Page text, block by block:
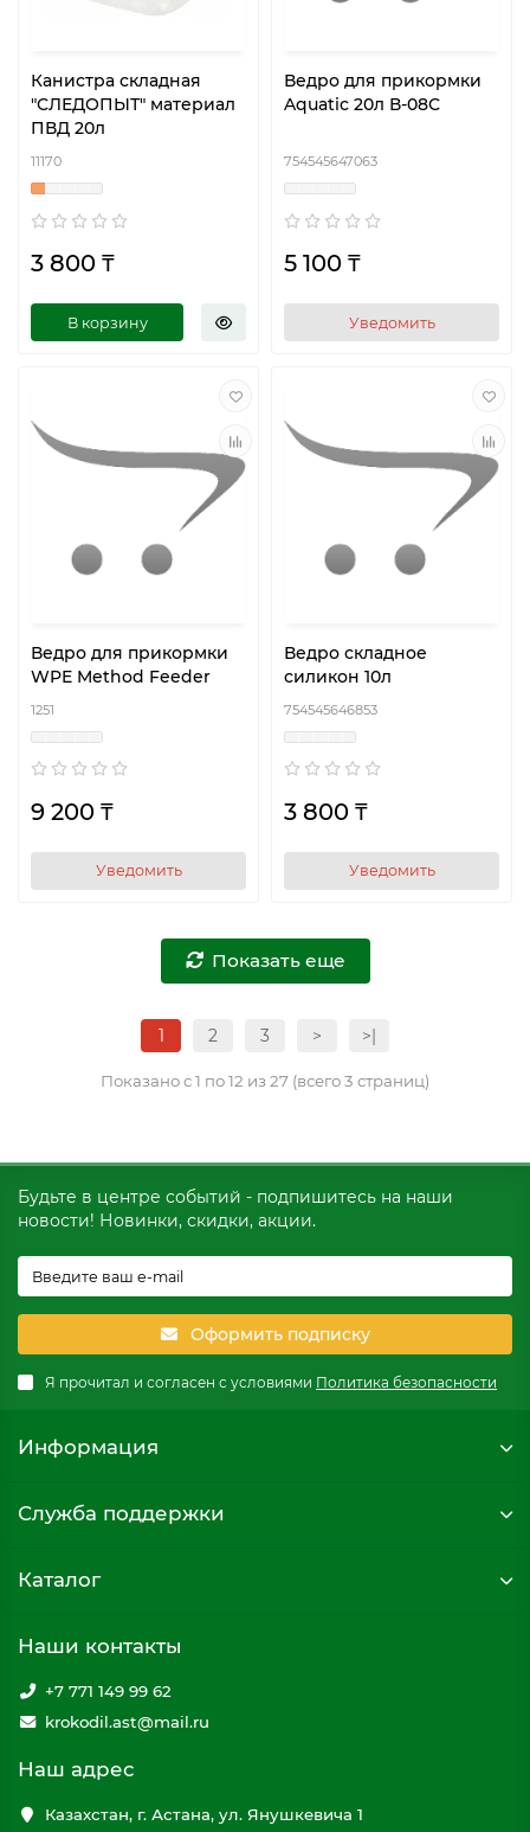
Канистра складная
"СЛЕДОПЫТ" материал
ПВД 20л
11170
3 800 ₸
В корзину
Ведро для прикормки
Aquatic 20л В-08С
754545647063
5 100 ₸
Уведомить
Ведро для прикормки
WPE Method Feeder
1251
9 200 ₸
Уведомить
Ведро складное
силикон 10л
754545646853
3 800 ₸
Уведомить
Показать еще
1 2 3 > >|
Показано с 1 по 12 из 27 (всего 3 страниц)
Будьте в центре событий - подпишитесь на наши
новости! Новинки, скидки, акции.
Оформить подписку
Я прочитал и согласен с условиями Политика безопасности
Информация
Служба поддержки
Каталог
Наши контакты
+7 771 149 99 62
krokodil.ast@mail.ru
Наш адрес
Казахстан, г. Астана, ул. Янушкевича 1